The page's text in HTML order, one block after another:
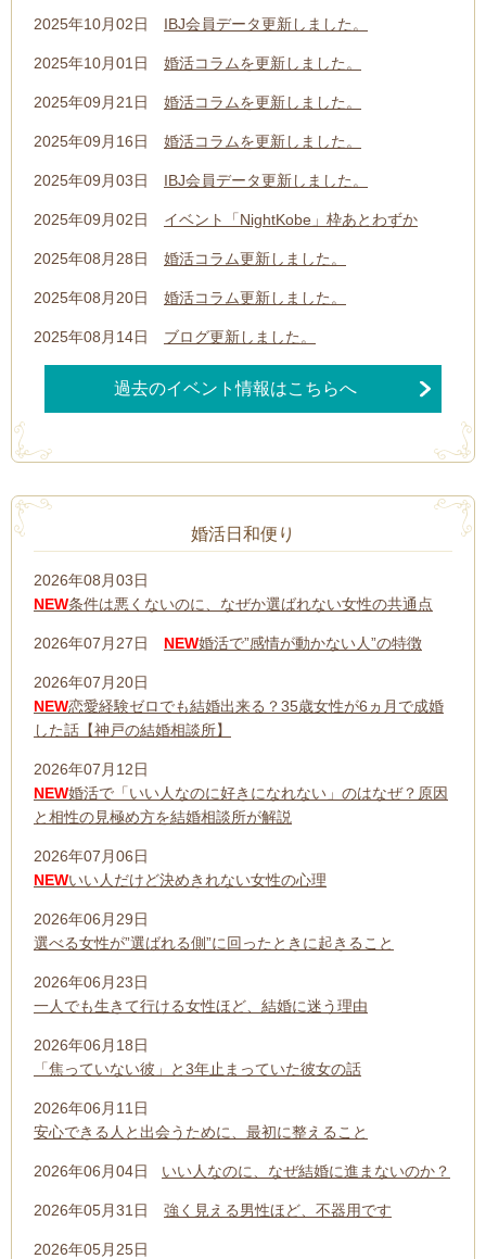
2025年10月02日 IBJ会員データ更新しました。
2025年10月01日 婚活コラムを更新しました。
2025年09月21日 婚活コラムを更新しました。
2025年09月16日 婚活コラムを更新しました。
2025年09月03日 IBJ会員データ更新しました。
2025年09月02日 イベント「NightKobe」枠あとわずか
2025年08月28日 婚活コラム更新しました。
2025年08月20日 婚活コラム更新しました。
2025年08月14日 ブログ更新しました。
過去のイベント情報はこちらへ
婚活日和便り
2026年08月03日
NEW条件は悪くないのに、なぜか選ばれない女性の共通点
2026年07月27日 NEW婚活で”感情が動かない人”の特徴
2026年07月20日
NEW恋愛経験ゼロでも結婚出来る？35歳女性が6ヵ月で成婚
した話【神戸の結婚相談所】
2026年07月12日
NEW婚活で「いい人なのに好きになれない」のはなぜ？原因
と相性の見極め方を結婚相談所が解説
2026年07月06日
NEWいい人だけど決めきれない女性の心理
2026年06月29日
選べる女性が”選ばれる側”に回ったときに起きること
2026年06月23日
一人でも生きて行ける女性ほど、結婚に迷う理由
2026年06月18日
「焦っていない彼」と3年止まっていた彼女の話
2026年06月11日
安心できる人と出会うために、最初に整えること
2026年06月04日 いい人なのに、なぜ結婚に進まないのか？
2026年05月31日 強く見える男性ほど、不器用です
2026年05月25日